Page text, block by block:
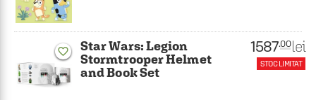
favorite_border
Star Wars: Legion
Stormtrooper Helmet
and Book Set
1587.00 lei
STOC LIMITAT